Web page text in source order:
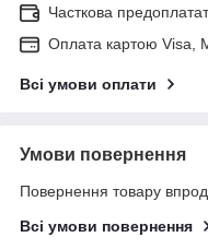
Часткова
Оплата картою Visa,
Всі умови оплати
Умови повернення
Повернення товару
Всі умови повернення